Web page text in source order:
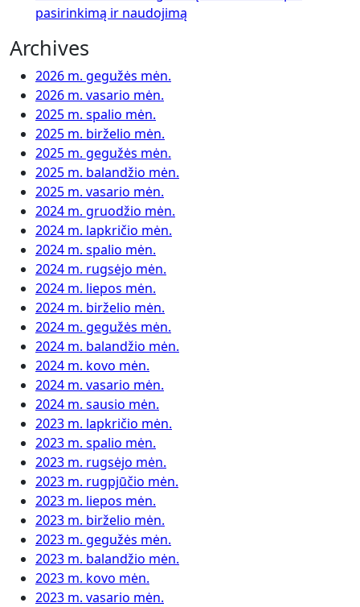
pasirinkimą ir naudojimą
Archives
2026 m. gegužės mėn.
2026 m. vasario mėn.
2025 m. spalio mėn.
2025 m. birželio mėn.
2025 m. gegužės mėn.
2025 m. balandžio mėn.
2025 m. vasario mėn.
2024 m. gruodžio mėn.
2024 m. lapkričio mėn.
2024 m. spalio mėn.
2024 m. rugsėjo mėn.
2024 m. liepos mėn.
2024 m. birželio mėn.
2024 m. gegužės mėn.
2024 m. balandžio mėn.
2024 m. kovo mėn.
2024 m. vasario mėn.
2024 m. sausio mėn.
2023 m. lapkričio mėn.
2023 m. spalio mėn.
2023 m. rugsėjo mėn.
2023 m. rugpjūčio mėn.
2023 m. liepos mėn.
2023 m. birželio mėn.
2023 m. gegužės mėn.
2023 m. balandžio mėn.
2023 m. kovo mėn.
2023 m. vasario mėn.